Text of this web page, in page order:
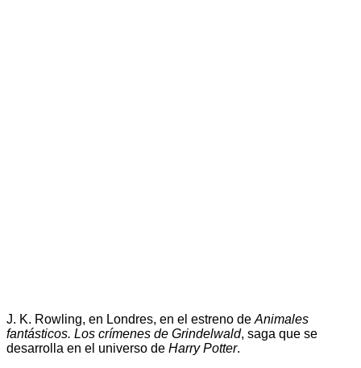
J. K. Rowling, en Londres, en el estreno de Animales
fantásticos. Los crímenes de Grindelwald, saga que se
desarrolla en el universo de Harry Potter.